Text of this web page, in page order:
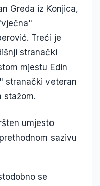
Greda iz Konjica,
Treći je
stranački
mjestu Edin
stranački veteran
stažom.
umjesto
sazivu
se